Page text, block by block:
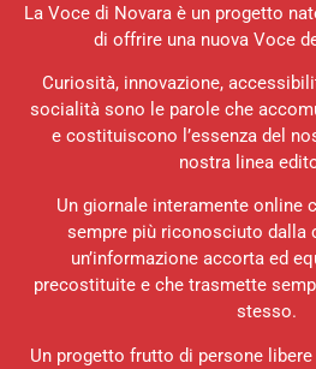
La Voce di Novara è un progetto
di offrire una nuova Voce
Curiosità, innovazione,
socialità sono le parole che
e costituiscono l’essenza del
nostra linea
Un giornale interamente online
sempre più riconosciuto dalla
un’informazione accorta ed
precostituite e che trasmette
stesso.
Un progetto frutto di persone